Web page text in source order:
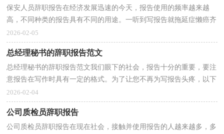
保安人员辞职报告在经济发展迅速的今天，报告使用的频率越来越
高，不同种类的报告具有不同的用途。一听到写报告就拖延症懒癌齐
复发？下面是小编帮大家整理的保安人员辞职报告，欢迎...
2026-02-05
总经理秘书的辞职报告范文
总经理秘书的辞职报告范文我们眼下的社会，报告十分的重要，要注
意报告在写作时具有一定的格式。为了让您不再为写报告头疼，以下
是小编为大家整理的总经理秘书的辞职报告范文，仅供...
2026-02-04
公司质检员辞职报告
公司质检员辞职报告在现在社会，接触并使用报告的人越来越多，多